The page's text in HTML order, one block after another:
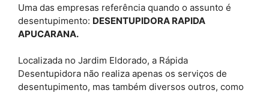
Uma das empresas referência quando o assunto é
desentupimento: DESENTUPIDORA RAPIDA
APUCARANA.
Localizada no Jardim Eldorado, a Rápida
Desentupidora não realiza apenas os serviços de
desentupimento, mas também diversos outros, como